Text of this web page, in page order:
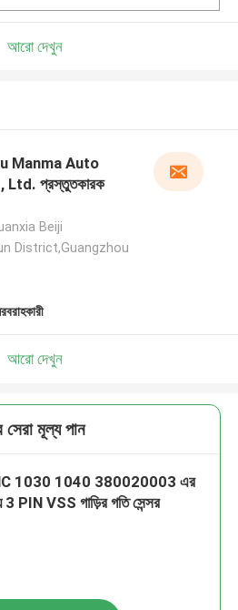
আরো দেখুন
Manma Auto
প্রস্তুতকারক
Beiji
District,Guangzhou
আরো দেখুন
মূল্য পান
1030 1040 380020003 এর
PIN VSS গাড়ির গতি সেন্সর